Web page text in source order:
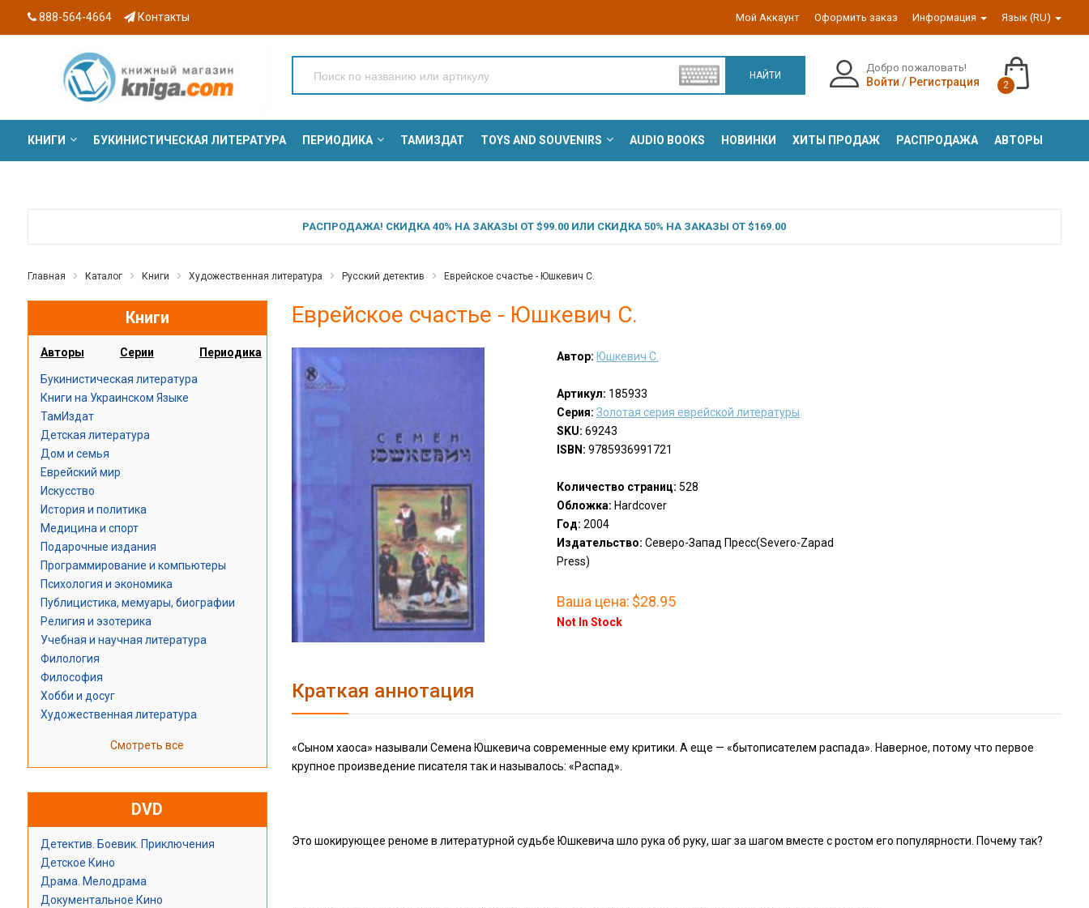
888-564-4664 Контакты Мой Аккаунт Оформить заказ Информация Язык (RU)
НАЙТИ
Добро пожаловать!
Войти / Регистрация 2
КНИГИ БУКИНИСТИЧЕСКАЯ ЛИТЕРАТУРА ПЕРИОДИКА ТАМИЗДАТ TOYS AND SOUVENIRS AUDIO BOOKS НОВИНКИ ХИТЫ ПРОДАЖ РАСПРОДАЖА АВТОРЫ
РАСПРОДАЖА! СКИДКА 40% НА ЗАКАЗЫ ОТ $99.00 ИЛИ СКИДКА 50% НА ЗАКАЗЫ ОТ $169.00
Главная Каталог Книги Художественная литература Русский детектив Еврейское счастье - Юшкевич С.
Книги
Авторы Серии Периодика
Букинистическая литература
Книги на Украинском Языке
ТамИздат
Детская литература
Дом и семья
Еврейский мир
Искусство
История и политика
Медицина и спорт
Подарочные издания
Программирование и компьютеры
Психология и экономика
Публицистика, мемуары, биографии
Религия и эзотерика
Учебная и научная литература
Филология
Философия
Хобби и досуг
Художественная литература
Смотреть все
DVD
Детектив. Боевик. Приключения
Детское Кино
Драма. Мелодрама
Документальное Кино
Еврейское счастье - Юшкевич С.
Автор: Юшкевич С.
Артикул: 185933
Серия: Золотая серия еврейской литературы
SKU: 69243
ISBN: 9785936991721
Количество страниц: 528
Обложка: Hardcover
Год: 2004
Издательство: Северо-Запад Пресс(Severo-Zapad
Press)
Ваша цена: $28.95
Not In Stock
Краткая аннотация
«Сыном хаоса» называли Семена Юшкевича современные ему критики. А еще — «бытописателем распада». Наверное, потому что первое
крупное произведение писателя так и называлось: «Распад».
Это шокирующее реноме в литературной судьбе Юшкевича шло рука об руку, шаг за шагом вместе с ростом его популярности. Почему так?